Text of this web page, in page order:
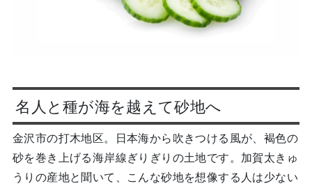
名人と種が海を越えて砂地へ
金沢市の打木地区。日本海から吹きつける風が、褐色の
砂を巻き上げる海岸線ぎりぎりの土地です。加賀太きゅ
うりの産地と聞いて、こんな砂地を想像する人は少ない